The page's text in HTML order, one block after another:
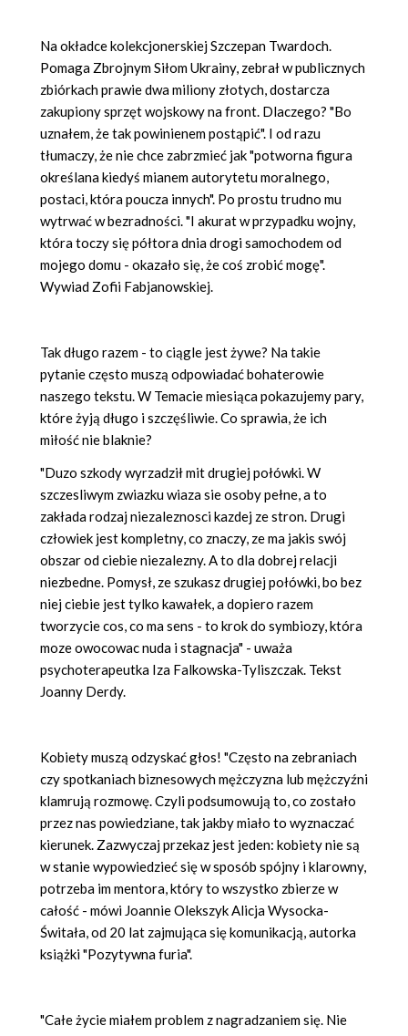
Na okładce kolekcjonerskiej Szczepan Twardoch.
Pomaga Zbrojnym Siłom Ukrainy, zebrał w publicznych
zbiórkach prawie dwa miliony złotych, dostarcza
zakupiony sprzęt wojskowy na front. Dlaczego? "Bo
uznałem, że tak powinienem postąpić". I od razu
tłumaczy, że nie chce zabrzmieć jak "potworna figura
określana kiedyś mianem autorytetu moralnego,
postaci, która poucza innych". Po prostu trudno mu
wytrwać w bezradności. "I akurat w przypadku wojny,
która toczy się półtora dnia drogi samochodem od
mojego domu - okazało się, że coś zrobić mogę".
Wywiad Zofii Fabjanowskiej.
Tak długo razem - to ciągle jest żywe? Na takie
pytanie często muszą odpowiadać bohaterowie
naszego tekstu. W Temacie miesiąca pokazujemy pary,
które żyją długo i szczęśliwie. Co sprawia, że ich
miłość nie blaknie?
"Duzo szkody wyrzadził mit drugiej połówki. W
szczesliwym zwiazku wiazasieosoby pełne, a to
zakłada rodzaj niezaleznosci kazdej ze stron. Drugi
człowiek jest kompletny, co znaczy, ze ma jakis swój
obszar od ciebie niezalezny. A to dla dobrej relacji
niezbedne. Pomysł, ze szukasz drugiej połówki, bo bez
niej ciebie jest tylko kawałek, a dopiero razem
tworzycie cos, co ma sens - to krok do symbiozy, która
moze owocowac nuda i stagnacja" - uważa
psychoterapeutka Iza Falkowska-Tyliszczak. Tekst
Joanny Derdy.
Kobiety muszą odzyskać głos! "Często na zebraniach
czy spotkaniach biznesowych mężczyzna lub mężczyźni
klamrują rozmowę. Czyli podsumowują to, co zostało
przez nas powiedziane, tak jakby miało to wyznaczać
kierunek. Zazwyczaj przekaz jest jeden: kobiety nie są
w stanie wypowiedzieć się w sposób spójny i klarowny,
potrzeba im mentora, który to wszystko zbierze w
całość - mówi Joannie Olekszyk Alicja Wysocka-
Świtała, od 20 lat zajmująca się komunikacją, autorka
książki "Pozytywna furia".
"Całe życie miałem problem z nagradzaniem się. Nie